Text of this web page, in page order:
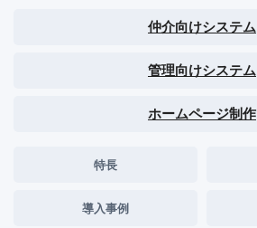
仲介向けシステム
管理向けシステム
ホームページ制作
特長
導入事例